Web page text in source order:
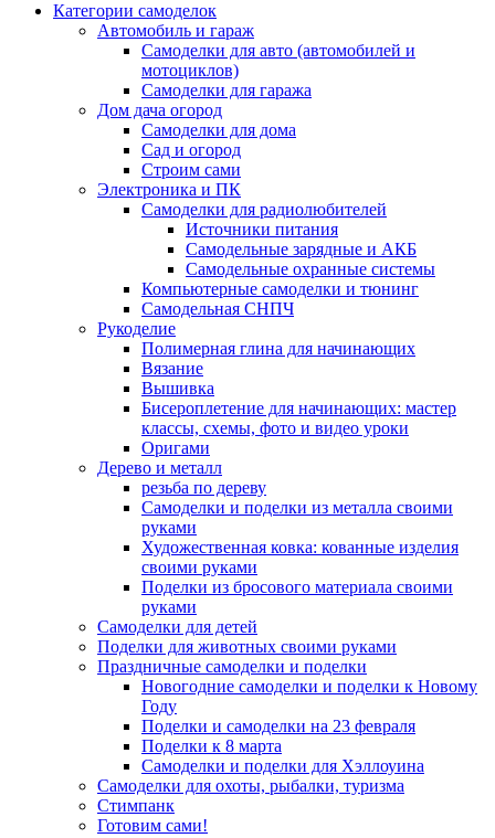
Категории самоделок
Автомобиль и гараж
Самоделки для авто (автомобилей и
мотоциклов)
Самоделки для гаража
Дом дача огород
Самоделки для дома
Сад и огород
Строим сами
Электроника и ПК
Самоделки для радиолюбителей
Источники питания
Самодельные зарядные и АКБ
Самодельные охранные системы
Компьютерные самоделки и тюнинг
Самодельная СНПЧ
Рукоделие
Полимерная глина для начинающих
Вязание
Вышивка
Бисероплетение для начинающих: мастер
классы, схемы, фото и видео уроки
Оригами
Дерево и металл
резьба по дереву
Самоделки и поделки из металла своими
руками
Художественная ковка: кованные изделия
своими руками
Поделки из бросового материала своими
руками
Самоделки для детей
Поделки для животных своими руками
Праздничные самоделки и поделки
Новогодние самоделки и поделки к Новому
Году
Поделки и самоделки на 23 февраля
Поделки к 8 марта
Самоделки и поделки для Хэллоуина
Самоделки для охоты, рыбалки, туризма
Стимпанк
Готовим сами!